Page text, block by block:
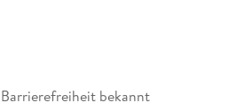
bekannt